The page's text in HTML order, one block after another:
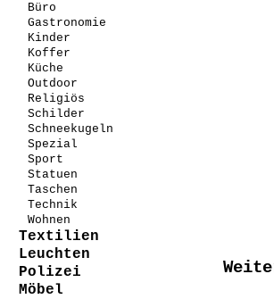
Büro
Gastronomie
Kinder
Koffer
Küche
Outdoor
Religiös
Schilder
Schneekugeln
Spezial
Sport
Statuen
Taschen
Technik
Wohnen
Textilien
Leuchten
Polizei
Möbel